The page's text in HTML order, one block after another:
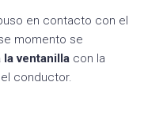
en contacto con el
momento se
ventanilla con la
conductor.